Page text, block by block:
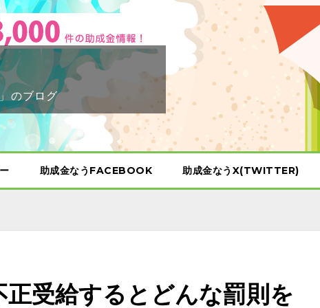
のブログ
助成金なうFACEBOOK 助成金なうX(TWITTER)
受給するとどんな罰則を